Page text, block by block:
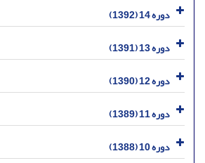
دوره 14 (1392)
دوره 13 (1391)
دوره 12 (1390)
دوره 11 (1389)
دوره 10 (1388)